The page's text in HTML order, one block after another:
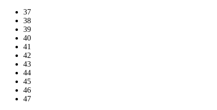
37
38
39
40
41
42
43
44
45
46
47